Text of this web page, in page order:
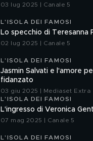
03 lug 2025 | Canale 5
L'ISOLA DEI FAMOSI
Lo specchio di Teresanna
02 lug 2025 | Canale 5
L'ISOLA DEI FAMOSI
Jasmin Salvati e l'amore
fidanzato
03 giu 2025 | Mediaset Extra
L'ISOLA DEI FAMOSI
L'ingresso di Veronica
07 mag 2025 | Canale 5
L'ISOLA DEI FAMOSI